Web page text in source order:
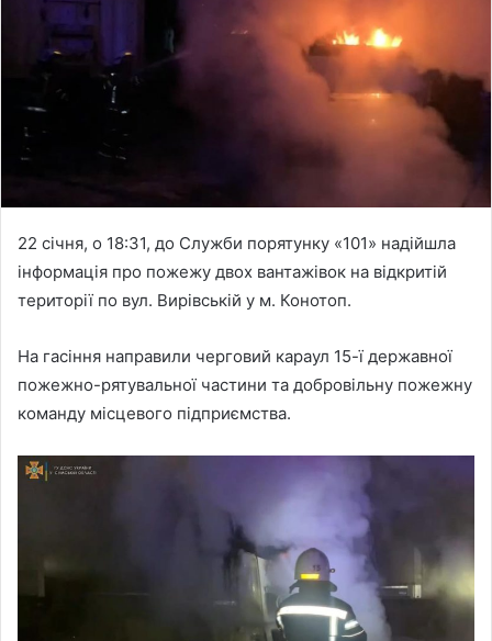
m
a
i
22 січня, о 18:31, до Служби порятунку «101» надійшла
інформація про пожежу двох вантажівок на відкритій
території по вул. Вирівській у м. Конотоп.
На гасіння направили черговий караул 15-ї державної
пожежно-рятувальної частини та добровільну пожежну
команду місцевого підприємства.